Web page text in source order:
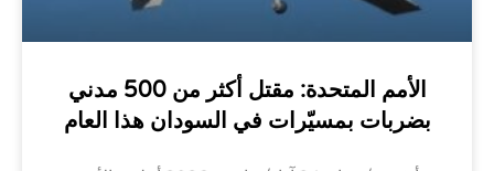
الأمم المتحدة: مقتل أكثر من 500 مدني
بضربات بمسيّرات في السودان هذا العام